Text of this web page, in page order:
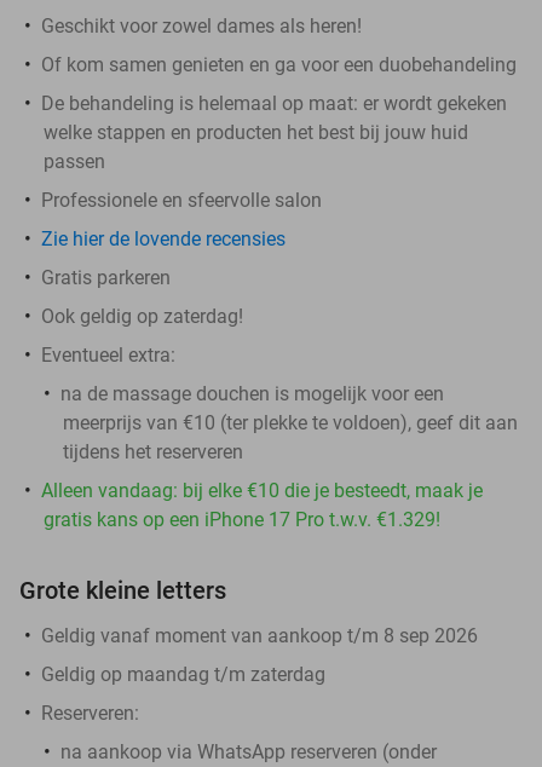
Geschikt voor zowel dames als heren!
Of kom samen genieten en ga voor een duobehandeling
De behandeling is helemaal op maat: er wordt gekeken
welke stappen en producten het best bij jouw huid
passen
Professionele en sfeervolle salon
Zie hier de lovende recensies
Gratis parkeren
Ook geldig op zaterdag!
Eventueel extra:
na de massage douchen is mogelijk voor een
meerprijs van €10 (ter plekke te voldoen), geef dit aan
tijdens het reserveren
Alleen vandaag: bij elke €10 die je besteedt, maak je
gratis kans op een iPhone 17 Pro t.w.v. €1.329!
Grote kleine letters
Geldig vanaf moment van aankoop t/m 8 sep 2026
Geldig op maandag t/m zaterdag
Reserveren:
na aankoop via WhatsApp reserveren (onder